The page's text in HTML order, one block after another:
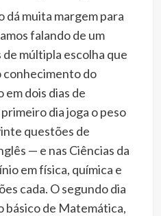
dá muita margem para
falando de um
múltipla escolha que
conhecimento do
dois dias de
dia joga o peso
questões de
— e nas Ciências da
em física, química e
cada. O segundo dia
básico de Matemática,